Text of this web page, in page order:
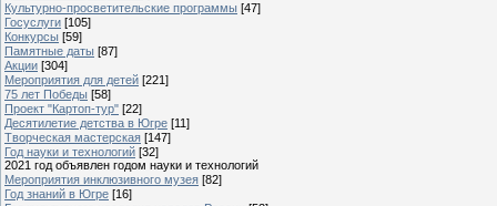
Культурно-просветительские программы [47]
Госуслуги [105]
Конкурсы [59]
Памятные даты [87]
Акции [304]
Мероприятия для детей [221]
75 лет Победы [58]
Проект "Картоп-тур" [22]
Десятилетие детства в Югре [11]
Творческая мастерская [147]
Год науки и технологий [32]
2021 год объявлен годом науки и технологий
Мероприятия инклюзивного музея [82]
Год знаний в Югре [16]